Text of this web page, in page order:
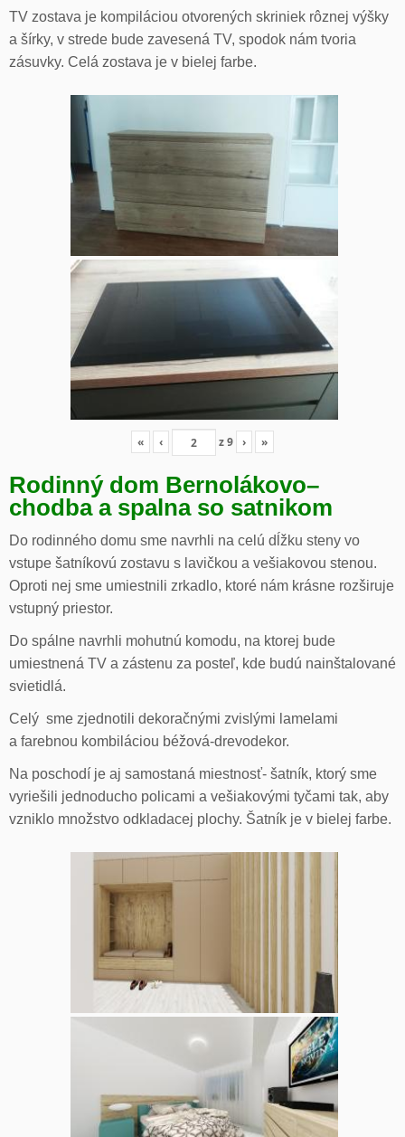
TV zostava je kompiláciou otvorených skriniek rôznej výšky
a šírky, v strede bude zavesená TV, spodok nám tvoria
zásuvky. Celá zostava je v bielej farbe.
« ‹ z9 › »
Rodinný dom Bernolákovo–
chodba a spalna so satnikom
Do rodinného domu sme navrhli na celú dĺžku steny vo
vstupe šatníkovú zostavu s lavičkou a vešiakovou stenou.
Oproti nej sme umiestnili zrkadlo, ktoré nám krásne rozširuje
vstupný priestor.
Do spálne navrhli mohutnú komodu, na ktorej bude
umiestnená TV a zástenu za posteľ, kde budú nainštalované
svietidlá.
Celý sme zjednotili dekoračnými zvislými lamelami
a farebnou kombiláciou béžová-drevodekor.
Na poschodí je aj samostaná miestnosť- šatník, ktorý sme
vyriešili jednoducho policami a vešiakovými tyčami tak, aby
vzniklo množstvo odkladacej plochy. Šatník je v bielej farbe.